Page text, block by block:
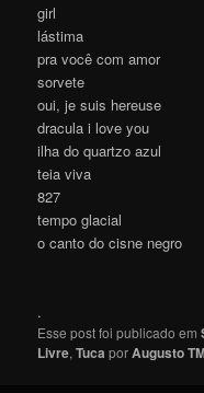
girl
lástima
pra você com amor
sorvete
oui, je suis hereuse
dracula i love you
ilha do quartzo azul
teia viva
827
tempo glacial
o canto do cisne negro
.
Esse post foi publicado em
Livre,Tuca porAugusto